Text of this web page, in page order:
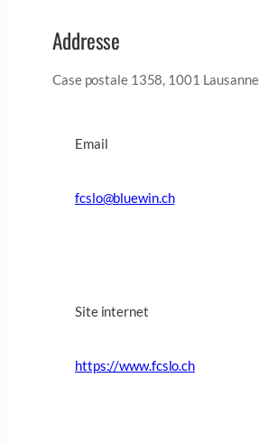
Addresse
Case postale 1358, 1001 Lausanne
Email
fcslo@bluewin.ch
Site internet
https://www.fcslo.ch